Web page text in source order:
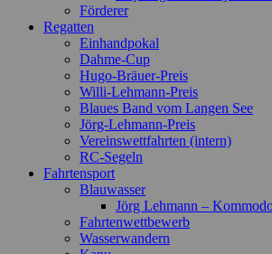
Förderer
Regatten
Einhandpokal
Dahme-Cup
Hugo-Bräuer-Preis
Willi-Lehmann-Preis
Blaues Band vom Langen See
Jörg-Lehmann-Preis
Vereinswettfahrten (intern)
RC-Segeln
Fahrtensport
Blauwasser
Jörg Lehmann –
Fahrtenwettbewerb
Wasserwandern